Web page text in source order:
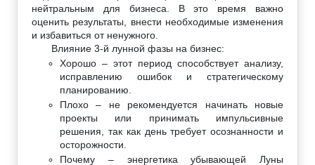
нейтральным для бизнеса. В это время важно
оценить результаты, внести необходимые изменения
и избавиться от ненужного.
Влияние 3-й лунной фазы на бизнес:
Хорошо – этот период способствует анализу,
исправлению ошибок и стратегическому
планированию.
Плохо – не рекомендуется начинать новые
проекты или принимать импульсивные
решения, так как день требует осознанности и
осторожности.
Почему – энергетика убывающей Луны